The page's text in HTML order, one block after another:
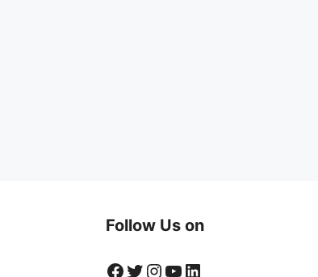
Follow Us on
Facebook
Twitter
Instagram
YouTube
LinkedIn